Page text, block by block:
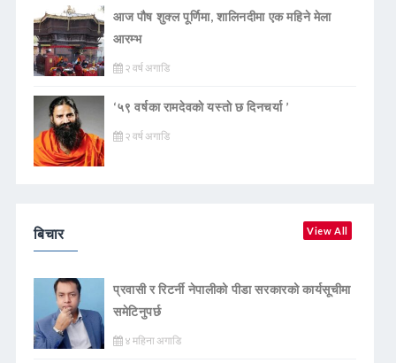
आज पौष शुक्ल पूर्णिमा, शालिनदीमा एक महिने मेला
आरम्भ
२ वर्ष अगाडि
‘५९ वर्षका रामदेवकाे यस्ताे छ दिनचर्या ’
२ वर्ष अगाडि
बिचार View All
प्रवासी र रिटर्नी नेपालीको पीडा सरकारको कार्यसूचीमा
समेटिनुपर्छ
४ महिना अगाडि